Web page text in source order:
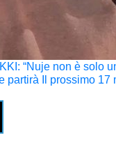
“Nuje non è solo
partirà Il prossimo 17